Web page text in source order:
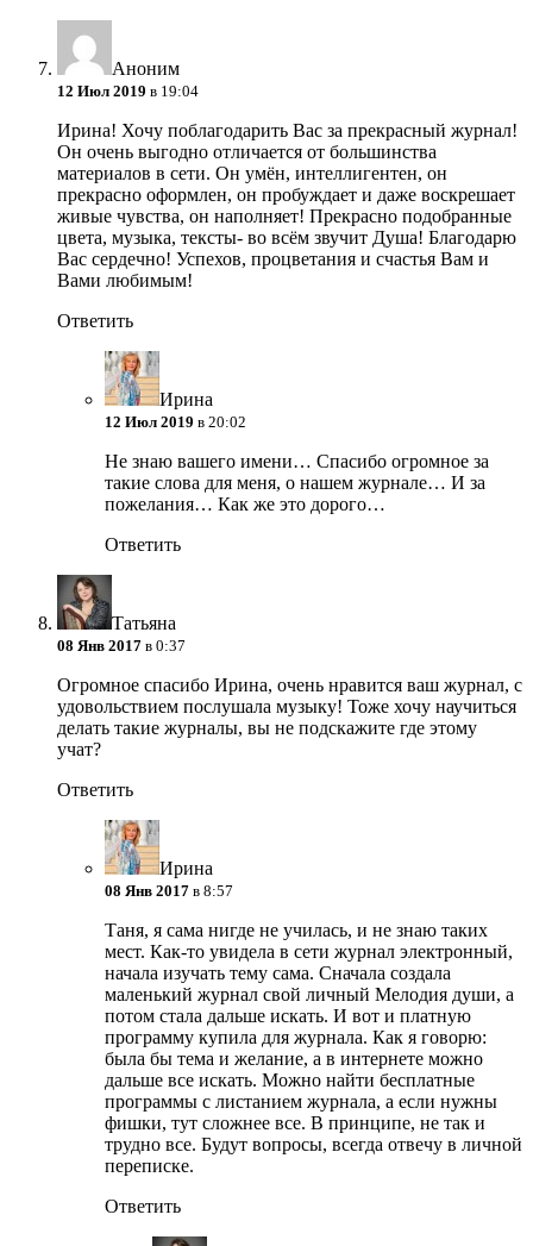
Аноним
12 Июл 2019 в 19:04
Ирина! Хочу поблагодарить Вас за прекрасный журнал!
Он очень выгодно отличается от большинства
материалов в сети. Он умён, интеллигентен, он
прекрасно оформлен, он пробуждает и даже воскрешает
живые чувства, он наполняет! Прекрасно подобранные
цвета, музыка, тексты- во всём звучит Душа! Благодарю
Вас сердечно! Успехов, процветания и счастья Вам и
Вами любимым!
Ответить
Ирина
12 Июл 2019 в 20:02
Не знаю вашего имени… Спасибо огромное за
такие слова для меня, о нашем журнале… И за
пожелания… Как же это дорого…
Ответить
Татьяна
08 Янв 2017 в 0:37
Огромное спасибо Ирина, очень нравится ваш журнал, с
удовольствием послушала музыку! Тоже хочу научиться
делать такие журналы, вы не подскажите где этому
учат?
Ответить
Ирина
08 Янв 2017 в 8:57
Таня, я сама нигде не училась, и не знаю таких
мест. Как-то увидела в сети журнал электронный,
начала изучать тему сама. Сначала создала
маленький журнал свой личный Мелодия души, а
потом стала дальше искать. И вот и платную
программу купила для журнала. Как я говорю:
была бы тема и желание, а в интернете можно
дальше все искать. Можно найти бесплатные
программы с листанием журнала, а если нужны
фишки, тут сложнее все. В принципе, не так и
трудно все. Будут вопросы, всегда отвечу в личной
переписке.
Ответить